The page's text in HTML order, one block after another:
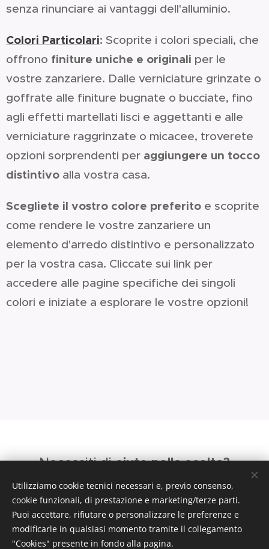
senza rinunciare ai vantaggi dell'alluminio.
Colori Particolari: Scoprite i colori speciali, che
offrono finiture uniche e originali per le
vostre zanzariere. Dalle verniciature grinzate o
goffrate alle finiture bugnate o bucciate, fino
agli effetti martellati lisci e aggettanti e alle
verniciature raggrinzate o micacee, troverete
opzioni sorprendenti per aggiungere un tocco
distintivo alla vostra casa.
Scegliete il vostro colore preferito e scoprite
come rendere le vostre zanzariere un
elemento d'arredo distintivo e personalizzato
per la vostra casa. Cliccate sui link per
accedere alle pagine specifiche dei singoli
colori e iniziate a esplorare le vostre opzioni!
Necessiti diaiuto nella scelta?
Non esitare acontattarci subito, siamo
a disposizione perconsigli e
informazioni.
Tecnoflex S.a.s. di Palladino Domenico -
Utilizziamo cookie tecnici necessari e, previo consenso,
cookie funzionali, di prestazione e marketing/terze parti.
Puoi accettare, rifiutare o personalizzare le preferenze e
modificarle in qualsiasi momento tramite il collegamento
"Cookies" presente in fondo alla pagina.